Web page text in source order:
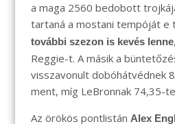
a maga 2560 bedobott
tartaná a mostani tempóját e
további szezon is kevés lenne
Reggie-t. A másik a
visszavonult dobóhátvédnek
ment, míg LeBronnak 74,35-
Az örökös pontlistán Alex